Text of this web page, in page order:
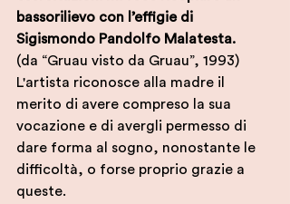
bassorilievo con l’effigie di
Sigismondo Pandolfo Malatesta.
(da “Gruau visto da Gruau”, 1993)
L'artista riconosce alla madre il
merito di avere compreso la sua
vocazione e di avergli permesso di
dare forma al sogno, nonostante le
difficoltà, o forse proprio grazie a
queste.